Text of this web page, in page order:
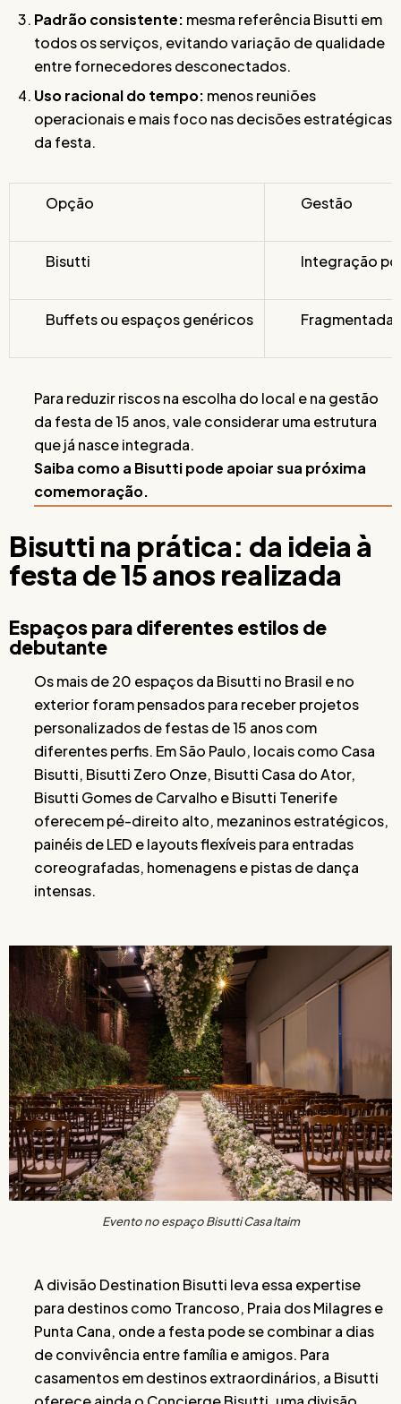
Padrão consistente: mesma referência Bisutti em
todos os serviços, evitando variação de qualidade
entre fornecedores desconectados.
Uso racional do tempo: menos reuniões
operacionais e mais foco nas decisões estratégicas
da festa.
Opção Gestão
Bisutti Integração
Buffets ou espaços genéricos
Para reduzir riscos na escolha do local e na gestão
da festa de 15 anos, vale considerar uma estrutura
que já nasce integrada.
Saiba como a Bisutti pode apoiar sua próxima
comemoração.
Bisutti na prática: da ideia à
festa de 15 anos realizada
Espaços para diferentes estilos de
debutante
Os mais de 20 espaços da Bisutti no Brasil e no
exterior foram pensados para receber projetos
personalizados de festas de 15 anos com
diferentes perfis. Em São Paulo, locais como Casa
Bisutti, Bisutti Zero Onze, Bisutti Casa do Ator,
Bisutti Gomes de Carvalho e Bisutti Tenerife
oferecem pé-direito alto, mezaninos estratégicos,
painéis de LED e layouts flexíveis para entradas
coreografadas, homenagens e pistas de dança
intensas.
Evento no espaço Bisutti Casa Itaim
A divisão Destination Bisutti leva essa expertise
para destinos como Trancoso, Praia dos Milagres e
Punta Cana, onde a festa pode se combinar a dias
de convivência entre família e amigos. Para
casamentos em destinos extraordinários, a Bisutti